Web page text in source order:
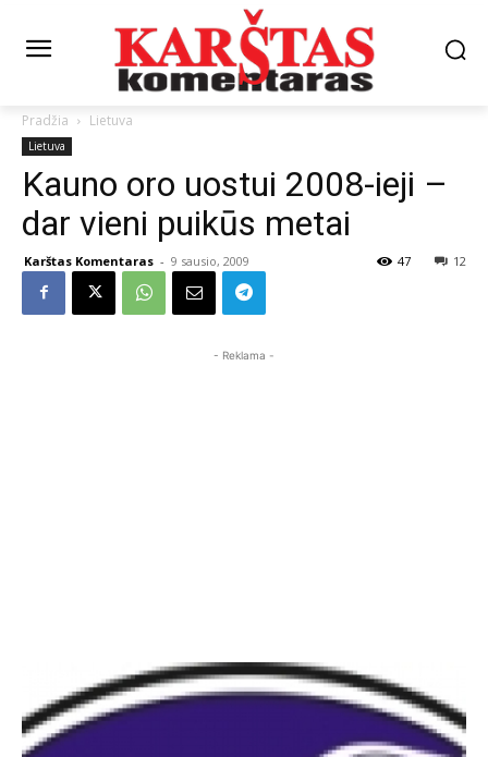
Pradžia Lietuva
Lietuva
Kauno oro uostui 2008-ieji –
dar vieni puikūs metai
Karštas Komentaras - 9 sausio, 2009 12
47
- Reklama -